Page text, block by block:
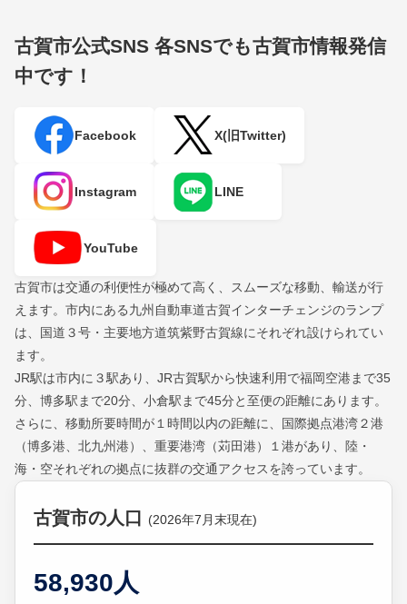
古賀市公式SNS 各SNSでも古賀市情報発信
中です！
Facebook X(旧Twitter)
Instagram LINE
YouTube
古賀市は交通の利便性が極めて高く、スムーズな移動、輸送が行
えます。市内にある九州自動車道古賀インターチェンジのランプ
は、国道３号・主要地方道筑紫野古賀線にそれぞれ設けられてい
ます。
JR駅は市内に３駅あり、JR古賀駅から快速利用で福岡空港まで35
分、博多駅まで20分、小倉駅まで45分と至便の距離にあります。
さらに、移動所要時間が１時間以内の距離に、国際拠点港湾２港
（博多港、北九州港）、重要港湾（苅田港）１港があり、陸・
海・空それぞれの拠点に抜群の交通アクセスを誇っています。
古賀市の人口 (2026年7月末現在)
58,930人